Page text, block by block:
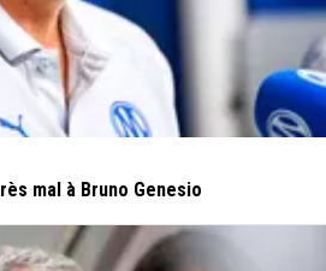
mal à Bruno Genesio